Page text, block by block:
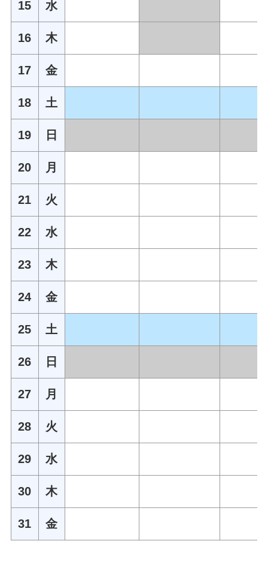
15 水
16 木
17 金
18 土
19 日
20 月
21 火
22 水
23 木
24 金
25 土
26 日
27 月
28 火
29 水
30 木
31 金